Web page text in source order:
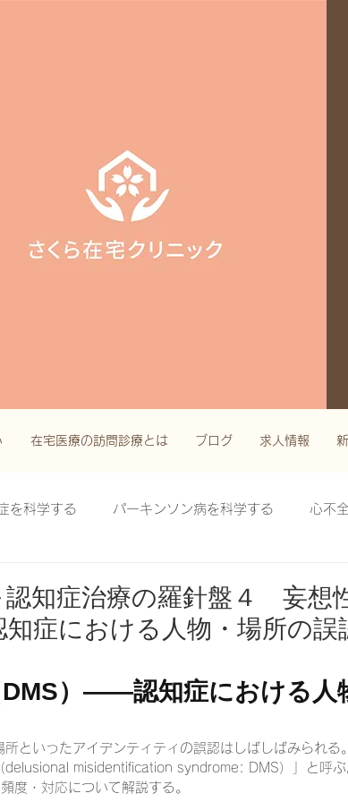
在宅医療の訪問診療とは ブログ 求人情報
を科学する パーキンソン病を科学する 心不
ケア(スキン テア、褥瘡、下肢潰瘍)を科学する
知症治療の羅針盤４ 妄想
症における人物・場所の誤
DMS）——認知症における人
といったアイデンティティの誤認はしばしばみられる
delusional misidentification syndrome: DMS）」と呼
度・対応について解説する。